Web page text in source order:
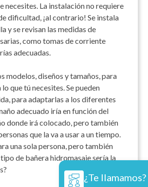
necesites. La instalación no requiere
dificultad, ¡al contrario! Se instala
y se revisan las medidas de
como tomas de corriente
adecuadas.
modelos, diseños y tamaños, para
que tú necesites. Se pueden
para adaptarlas a los diferentes
adecuado iría en función del
donde irá colocado, pero también
que la va a usar a un tiempo.
una sola persona, pero también
de bañera hidromasaje sería la
¿Te llamamos?